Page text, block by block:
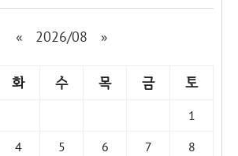
« 2026/08 »
화 수 목 금 토
1
4 5 6 7
8